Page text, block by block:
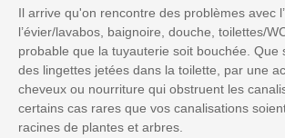
Il arrive qu'on rencontre des problèmes avec
l’évier/lavabos, baignoire, douche, toilettes/
probable que la tuyauterie soit bouchée. Que
des lingettes jetées dans la toilette, par une
cheveux ou nourriture qui obstruent les
certains cas rares que vos canalisations
racines de plantes et arbres.